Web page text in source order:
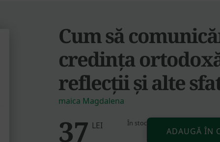
Cum să
credința
reflecții și alte
maica Magdalena
37 LEI În stocCantitate
ADAUGĂ ÎN